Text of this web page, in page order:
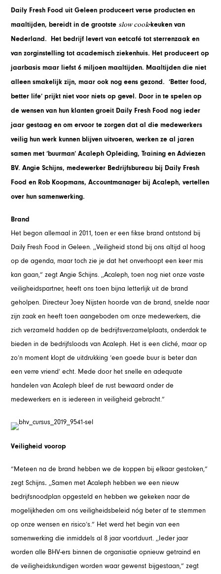
Daily Fresh Food uit Geleen produceert verse producten en
maaltijden, bereidt in de grootste slow cook-keuken van
Nederland. Het bedrijf levert van eetcafé tot sterrenzaak en
van zorginstelling tot academisch ziekenhuis. Het produceert op
jaarbasis maar liefst 6 miljoen maaltijden. Maaltijden die niet
alleen smakelijk zijn, maar ook nog eens gezond. ‘Better food,
better life’ prijkt niet voor niets op gevel. Door in te spelen op
de wensen van hun klanten groeit Daily Fresh Food nog ieder
jaar gestaag en om ervoor te zorgen dat al die medewerkers
veilig hun werk kunnen blijven uitvoeren, werken ze al jaren
samen met ‘buurman’ Acaleph Opleiding, Training en Adviezen
BV. Angie Schijns, medewerker Bedrijfsbureau bij Daily Fresh
Food en Rob Koopmans, Accountmanager bij Acaleph, vertellen
over hun samenwerking.
Brand
Het begon allemaal in 2011, toen er een fikse brand ontstond bij
Daily Fresh Food in Geleen. ,,Veiligheid stond bij ons altijd al hoog
op de agenda, maar toch zie je dat het onverhoopt een keer mis
kan gaan,” zegt Angie Schijns. ,,Acaleph, toen nog niet onze vaste
veiligheidspartner, heeft ons toen bijna letterlijk uit de brand
geholpen. Directeur Joey Nijsten hoorde van de brand, snelde naar
zijn zaak en heeft toen aangeboden om onze medewerkers, die
zich verzameld hadden op de bedrijfsverzamelplaats, onderdak te
bieden in de bedrijfsloods van Acaleph. Het is een cliché, maar op
zo’n moment klopt de uitdrukking ‘een goede buur is beter dan
een verre vriend’ echt. Mede door het snelle en adequate
handelen van Acaleph bleef de rust bewaard onder de
medewerkers en is iedereen in veiligheid gebracht.”
Veiligheid voorop
“Meteen na de brand hebben we de koppen bij elkaar gestoken,”
zegt Schijns. ,,Samen met Acaleph hebben we een nieuw
bedrijfsnoodplan opgesteld en hebben we gekeken naar de
mogelijkheden om ons veiligheidsbeleid nóg beter af te stemmen
op onze wensen en risico’s.” Het werd het begin van een
samenwerking die inmiddels al 8 jaar voortduurt. ,,Ieder jaar
worden alle BHV-ers binnen de organisatie opnieuw getraind en
de veiligheidskundigen worden waar gewenst bijgestaan,” zegt